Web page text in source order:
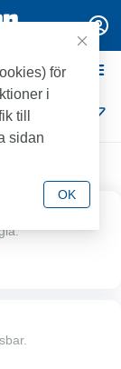
för
i
till
sidan
OK